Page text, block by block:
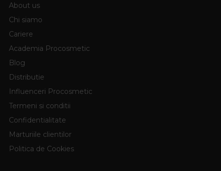
About us
Chi siamo
Cariere
Academia Procosmetic
Blog
Distributie
Influenceri Procosmetic
Termeni si conditii
Confidentialitate
Marturiile clientilor
Politica de Cookies